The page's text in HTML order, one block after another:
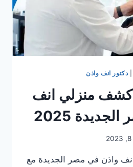
دكتور انف واذن
كشف منزلي انف
2025
واذن في مصر الجديدة مع